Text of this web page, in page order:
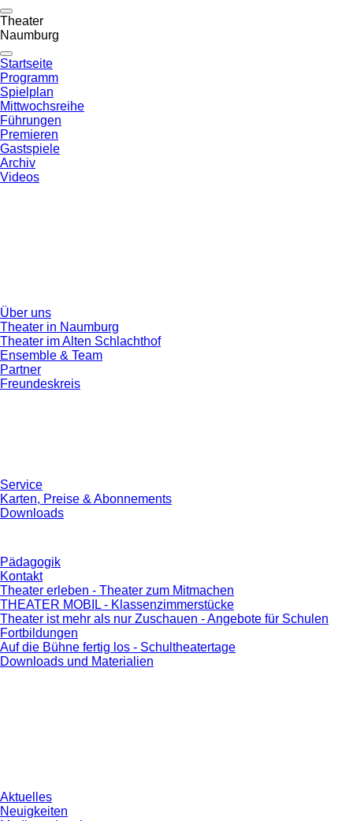
Theater
Naumburg
Startseite
Programm
Spielplan
Mittwochsreihe
Führungen
Premieren
Gastspiele
Archiv
Videos
Über uns
Theater in Naumburg
Theater im Alten Schlachthof
Ensemble & Team
Partner
Freundeskreis
Service
Karten, Preise & Abonnements
Downloads
Pädagogik
Kontakt
Theater erleben - Theater zum Mitmachen
THEATER MOBIL - Klassenzimmerstücke
Theater ist mehr als nur Zuschauen - Angebote für Schulen
Fortbildungen
Auf die Bühne fertig los - Schultheatertage
Downloads und Materialien
Aktuelles
Neuigkeiten